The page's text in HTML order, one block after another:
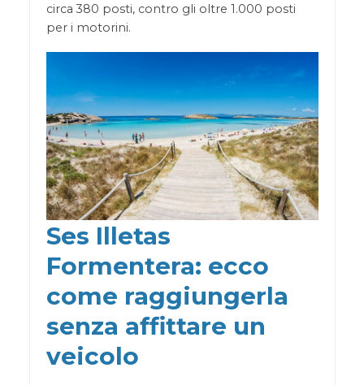
circa 380 posti, contro gli oltre 1.000 posti
per i motorini.
Ses Illetas
Formentera: ecco
come raggiungerla
senza affittare un
veicolo